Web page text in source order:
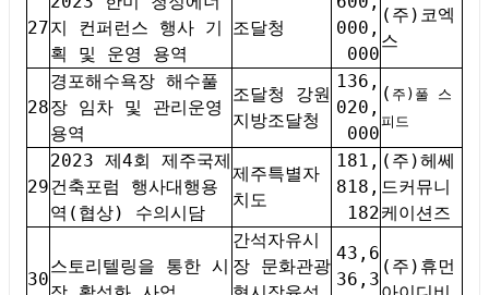
27지 컨퍼런스 행사 기
획 및 운영 용역
조달청
000,
000
(주)코엑
스
28
경포해수욕장 해수풀
장 임차 및 관리운영
용역
조달청 강원
지방조달청
136,
020,
000
( 주)풀 스
피드
29
2023 제4회 제주국제
건축포럼 행사대행용
역(협상) 수의시담
제주특별자
치도
181,
818,
182
(주)헤쎄
드커뮤니
케이션즈
30
스토리텔링을 통한 시
간석자유시
장 문화관광
43,6
36,3
(주)휴먼